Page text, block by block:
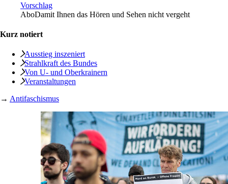
Vorschlag
AboDamit Ihnen das Hören und Sehen nicht vergeht
Kurz notiert
Ausstieg inszeniert
Strahlkraft des Bundes
Von U- und Oberkrainern
Veranstaltungen
→ Antifaschismus